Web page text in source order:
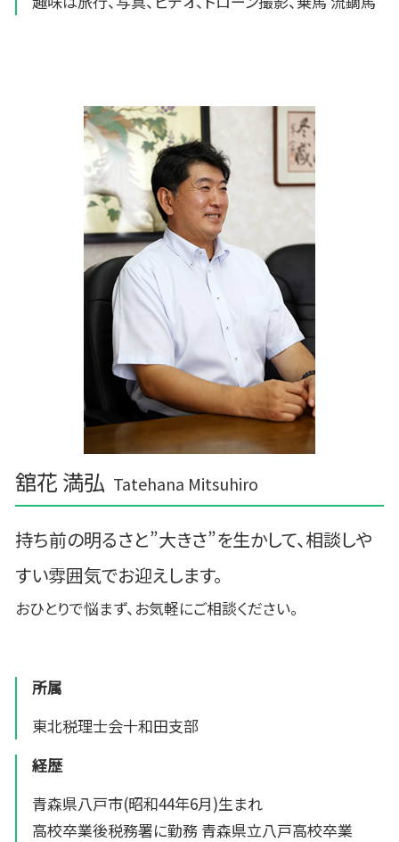
舘花 満弘 Tatehana Mitsuhiro
持ち前の明るさと”大きさ”を生かして、相談しや
すい雰囲気でお迎えします。
おひとりで悩まず、お気軽にご相談ください。
所属
東北税理士会十和田支部
経歴
青森県八戸市(昭和44年6月)生まれ
高校卒業後税務署に勤務 青森県立八戸高校卒業